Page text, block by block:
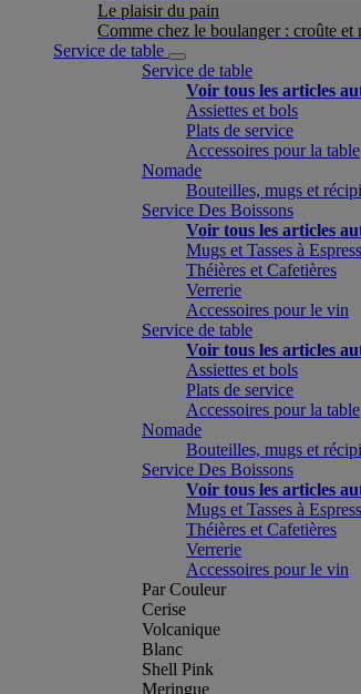
Le plaisir du pain
Comme chez le boulanger : croûte et
Service de table
Service de table
Voir tous les articles
Assiettes et bols
Plats de service
Accessoires pour la table
Nomade
Bouteilles, mugs et
Service Des Boissons
Voir tous les articles
Mugs et Tasses à
Théières et Cafetières
Verrerie
Accessoires pour le vin
Service de table
Voir tous les articles
Assiettes et bols
Plats de service
Accessoires pour la table
Nomade
Bouteilles, mugs et
Service Des Boissons
Voir tous les articles
Mugs et Tasses à
Théières et Cafetières
Verrerie
Accessoires pour le vin
Par Couleur
Cerise
Volcanique
Blanc
Shell Pink
Meringue